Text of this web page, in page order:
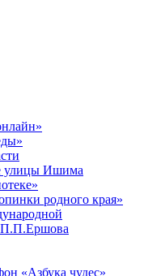
улицы Ишима
родного края»
П.П.Ершова
«Азбука чудес»